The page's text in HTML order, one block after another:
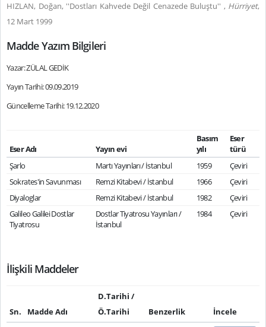
HIZLAN, Doğan, ''Dostları Kahvede Değil Cenazede Buluştu'' , Hürriyet,
12 Mart 1999
Madde Yazım Bilgileri
Yazar: ZÜLAL GEDİK
Yayın Tarihi: 09.09.2019
Güncelleme Tarihi: 19.12.2020
Eser Adı Yayın evi
Basım
yılı
Eser
türü
Şarlo
Martı Yayınları / İstanbul 1959
Çeviri
Sokrates'in Savunması
Remzi Kitabevi / İstanbul 1966
Çeviri
Diyaloglar
Remzi Kitabevi / İstanbul 1982
Çeviri
Galileo Galilei Dostlar
Tiyatrosu
Dostlar Tiyatrosu Yayınları /
İstanbul
1984 Çeviri
İlişkili Maddeler
Sn. Madde Adı
D.Tarihi /
Ö.Tarihi
Benzerlik
İncele